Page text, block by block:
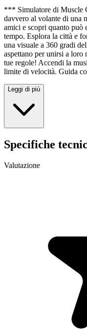
*** Simulatore di Muscle
davvero al volante di una
amici e scopri quanto può
tempo. Esplora la città e
una visuale a 360 gradi
aspettano per unirsi a loro
tue regole! Accendi la
limite di velocità. Guida
Leggi di più
Specifiche
Valutazione